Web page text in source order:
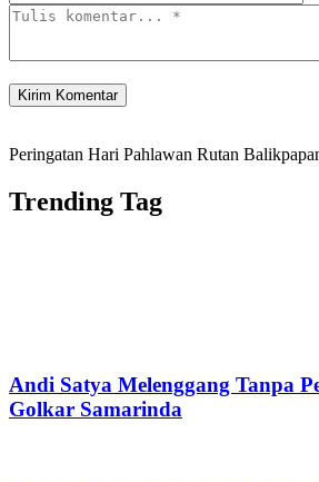
Peringatan Hari Pahlawan Rutan
Trending Tag
Andi Satya Melenggang Tanpa
Golkar Samarinda